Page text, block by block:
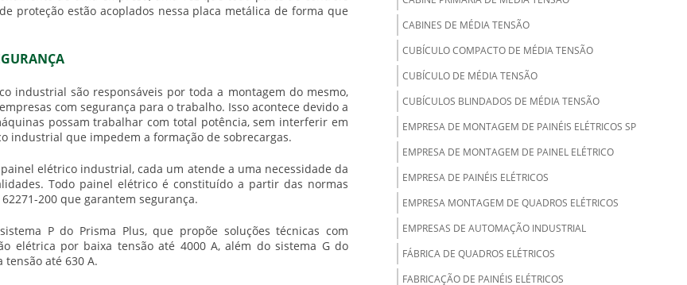
proteção estão acoplados nessa placa metálica de forma que
industrial são responsáveis por toda a montagem do mesmo,
com segurança para o trabalho. Isso acontece devido a
possam trabalhar com total potência, sem interferir em
industrial que impedem a formação de sobrecargas.
painel elétrico industrial, cada um atende a uma necessidade da
Todo painel elétrico é constituído a partir das normas
62271-200 que garantem segurança.
P do Prisma Plus, que propõe soluções técnicas com
elétrica por baixa tensão até 4000 A, além do sistema G do
até 630 A.
CABINES DE MÉDIA TENSÃO
CUBÍCULO COMPACTO DE MÉDIA TENSÃO
CUBÍCULO DE MÉDIA TENSÃO
CUBÍCULOS BLINDADOS DE MÉDIA TENSÃO
EMPRESA DE MONTAGEM DE PAINÉIS ELÉTRICOS SP
EMPRESA DE MONTAGEM DE PAINEL ELÉTRICO
EMPRESA DE PAINÉIS ELÉTRICOS
EMPRESA MONTAGEM DE QUADROS ELÉTRICOS
EMPRESAS DE AUTOMAÇÃO INDUSTRIAL
FÁBRICA DE QUADROS ELÉTRICOS
FABRICAÇÃO DE PAINÉIS ELÉTRICOS